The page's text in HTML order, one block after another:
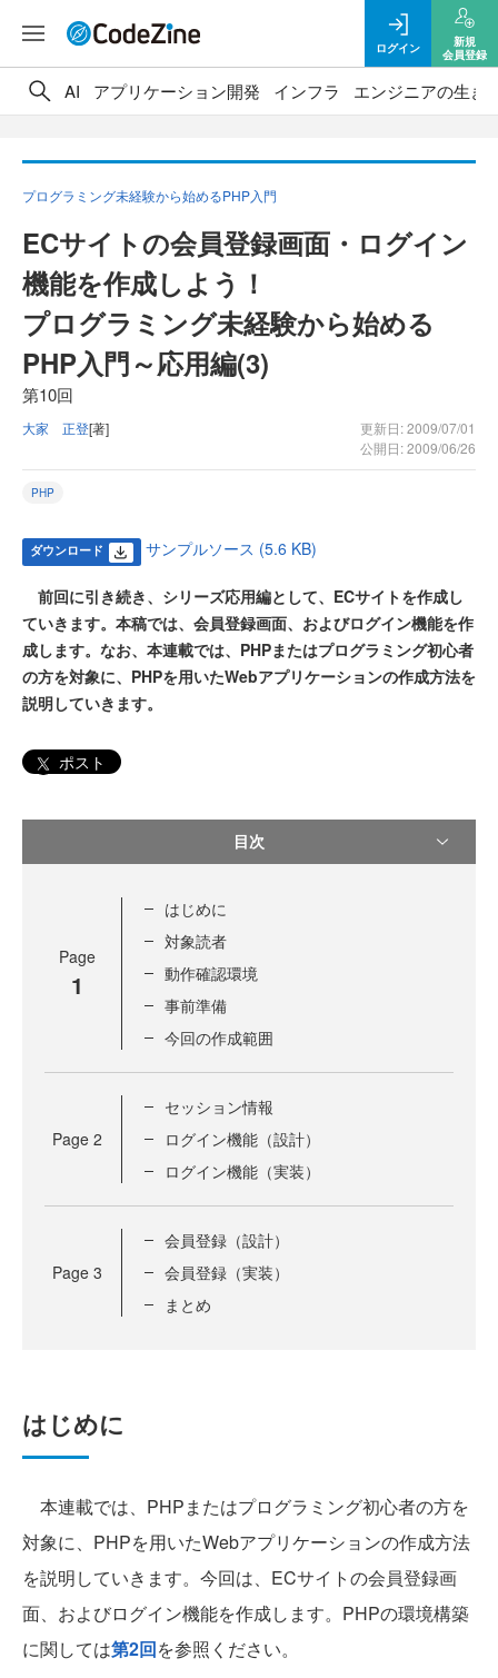
ログイン
新規
会員登録
AI アプリケーション開発 インフラ エンジニアの生き
プログラミング未経験から始めるPHP入門
ECサイトの会員登録画面・ログイン
機能を作成しよう！
プログラミング未経験から始める
PHP入門～応用編(3)
第10回
大家 正登[著]
更新日: 2009/07/01
公開日: 2009/06/26
PHP
ダウンロード サンプルソース (5.6 KB)
前回に引き続き、シリーズ応用編として、ECサイトを作成し
ていきます。本稿では、会員登録画面、およびログイン機能を作
成します。なお、本連載では、PHPまたはプログラミング初心者
の方を対象に、PHPを用いたWebアプリケーションの作成方法を
説明していきます。
ポスト
目次
Page
1
はじめに
対象読者
動作確認環境
事前準備
今回の作成範囲
Page 2
セッション情報
ログイン機能（設計）
ログイン機能（実装）
Page 3
会員登録（設計）
会員登録（実装）
まとめ
はじめに
本連載では、PHPまたはプログラミング初心者の方を
対象に、PHPを用いたWebアプリケーションの作成方法
を説明していきます。今回は、ECサイトの会員登録画
面、およびログイン機能を作成します。PHPの環境構築
に関しては第2回を参照ください。